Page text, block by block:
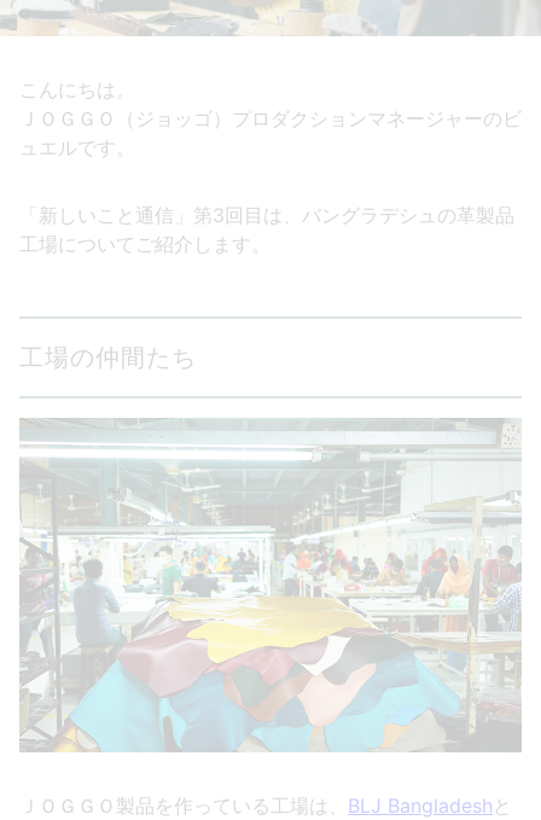
こんにちは。
ＪＯＧＧＯ（ジョッゴ）プロダクションマネージャーのビ
ュエルです。
「新しいこと通信」第3回目は、バングラデシュの革製品
工場についてご紹介します。
工場の仲間たち
ＪＯＧＧＯ製品を作っている工場は、 BLJ Bangladesh と